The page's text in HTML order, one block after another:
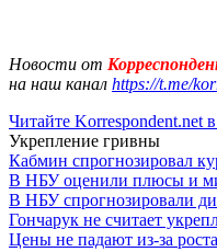
Новости от
на наш канал https://t.me/
Читайте Korrespondent.net
Укрепление гривны
Кабмин спрогнозировал
В НБУ оценили плюсы и
В НБУ спрогнозировали
Гончарук не считает
Цены не падают из-за